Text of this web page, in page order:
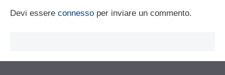
Devi essere connesso per inviare un commento.